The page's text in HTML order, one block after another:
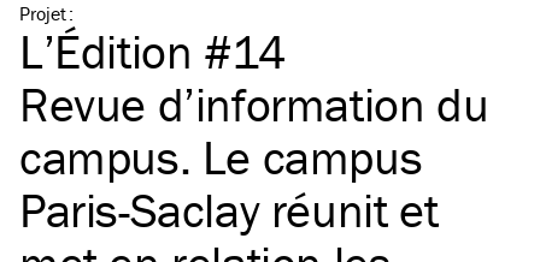
Projet:
L’Édition #14
Revue d’information du
campus. Le campus
Paris-Saclay réunit et